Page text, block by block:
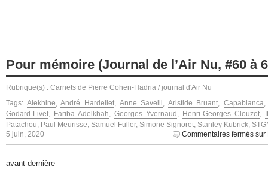
Pour mémoire (Journal de l’Air Nu, #60 à
Rubrique(s) : Carnets de Pierre Cohen-Hadria / journal d'Air Nu
Tags: Alekhine ,André Hardellet, Anne Savelli Aristide Bruant Capablanca
Godard-Livet
Fariba Adelkhah Georges Yvernaud Henri-Georges Clouzot
Patachou Paul Meurisse Samuel Fuller, Simone Signoret Stanley Kubrick
5 juin, 2020
Commentaires fermés sur
avant-dernière